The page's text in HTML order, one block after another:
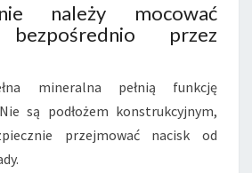
należy mocować
bezpośrednio przez
mineralna pełnią funkcję
są podłożem konstrukcyjnym,
przejmować nacisk od